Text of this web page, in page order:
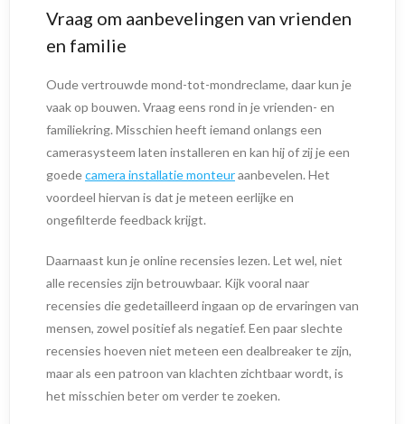
Vraag om aanbevelingen van vrienden
en familie
Oude vertrouwde mond-tot-mondreclame, daar kun je
vaak op bouwen. Vraag eens rond in je vrienden- en
familiekring. Misschien heeft iemand onlangs een
camerasysteem laten installeren en kan hij of zij je een
goedecamera installatie monteuraanbevelen. Het
voordeel hiervan is dat je meteen eerlijke en
ongefilterde feedback krijgt.
Daarnaast kun je online recensies lezen. Let wel, niet
alle recensies zijn betrouwbaar. Kijk vooral naar
recensies die gedetailleerd ingaan op de ervaringen van
mensen, zowel positief als negatief. Een paar slechte
recensies hoeven niet meteen een dealbreaker te zijn,
maar als een patroon van klachten zichtbaar wordt, is
het misschien beter om verder te zoeken.